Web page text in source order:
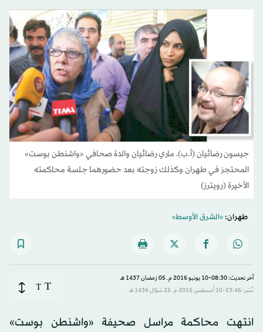
جيسون رضائيان (أ.ب)، ماري رضائيان والدة صحافي «واشنطن بوست»
المحتجز في طهران وكذلك زوجته بعد حضورهما جلسة محاكمته
الأخيرة (رويترز)
طهران:«الشرق الأوسط»
آخر تحديث: 08:30-10 يونيو 2016 م ـ 05 رَمضان 1437 هـ
نُشر: 23:46-10 أغسطس 2015 م ـ 25 شوّال 1436 هـ
T
T
انتهت محاكمة مراسل صحيفة «واشنطن بوست»